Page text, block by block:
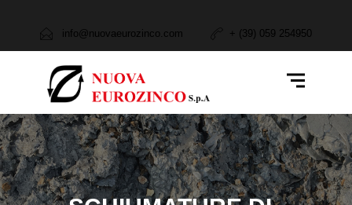
Attività e Servizi
Cosa Produciamo
Cosa Acquistiamo
Settori
info@nuovaeurozinco.com + (39) 059 254950